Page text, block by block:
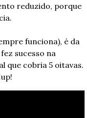
reduzido, porque
funciona), é da
sucesso na
que cobria 5 oitavas.